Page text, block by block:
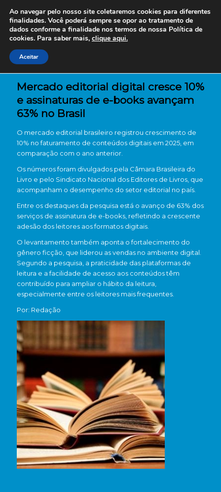
Mercado editorial digital cresce 10%
e assinaturas de e-books avançam
63% no Brasil
O mercado editorial brasileiro registrou crescimento de
10% no faturamento de conteúdos digitais em 2025, em
comparação com o ano anterior.
Os números foram divulgados pela Câmara Brasileira do
Livro e pelo Sindicato Nacional dos Editores de Livros, que
acompanham o desempenho do setor editorial no país.
Entre os destaques da pesquisa está o avanço de 63% dos
serviços de assinatura de e-books, refletindo a crescente
adesão dos leitores aos formatos digitais.
O levantamento também aponta o fortalecimento do
gênero ficção, que liderou as vendas no ambiente digital.
Segundo a pesquisa, a praticidade das plataformas de
leitura e a facilidade de acesso aos conteúdos têm
contribuído para ampliar o hábito da leitura,
especialmente entre os leitores mais frequentes.
Por: Redação
Ao navegar pelo nosso site coletaremos cookies para diferentes
finalidades. Você poderá sempre se opor ao tratamento de
dados conforme a finalidade nos termos de nossa Política de
cookies. Para saber mais, clique aqui.
Aceitar